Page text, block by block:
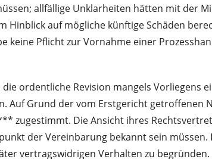
allfällige Unklarheiten hätten mit der
Hinblick auf mögliche künftige Schäden
keine Pflicht zur Vornahme einer
ordentliche Revision mangels Vorliegens
Grund der vom Erstgericht getroffenen
Die Ansicht ihres
der Vereinbarung bekannt sein
vertragswidrigen Verhalten zu